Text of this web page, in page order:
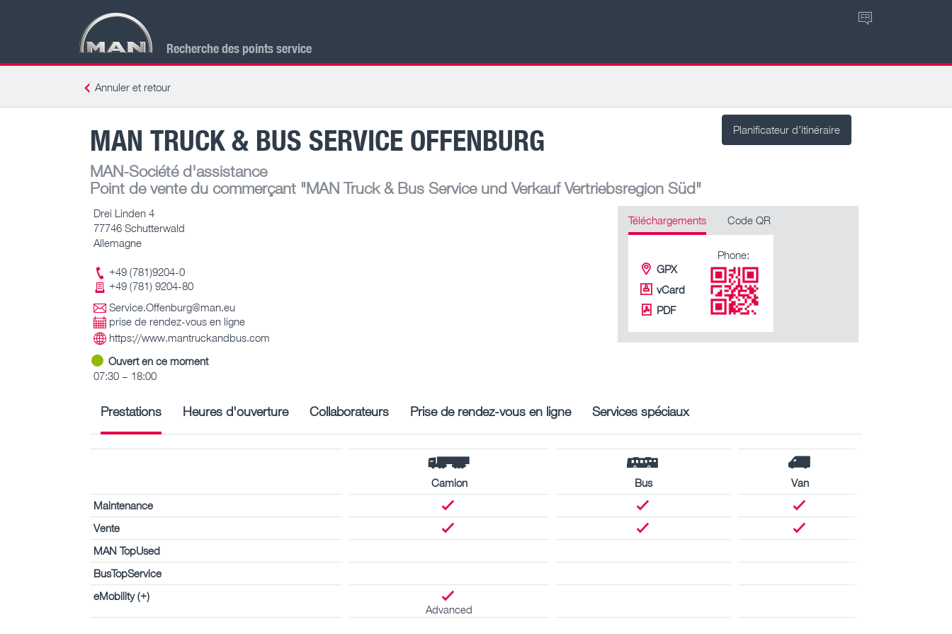
Recherche des points service
FR
Annuler et retour
Planificateur d’itinéraire
MAN TRUCK & BUS SERVICE OFFENBURG
MAN-Société d'assistance
Point de vente du commerçant "MAN Truck & Bus Service und Verkauf Vertriebsregion Süd"
Drei Linden 4
77746 Schutterwald
Allemagne
+49 (781)9204-0
+49 (781) 9204-80
Service.Offenburg@man.eu
prise de rendez-vous en ligne
https://www.mantruckandbus.com
Ouvert en ce moment
07:30 – 18:00
Téléchargements Code QR
GPX
vCard
PDF
Phone:
Prestations Heures d'ouverture Collaborateurs Prise de rendez-vous en ligne Services spéciaux
Camion Bus
Van
Maintenance
Vente
MAN TopUsed
BusTopService
eMobility (+)
Advanced